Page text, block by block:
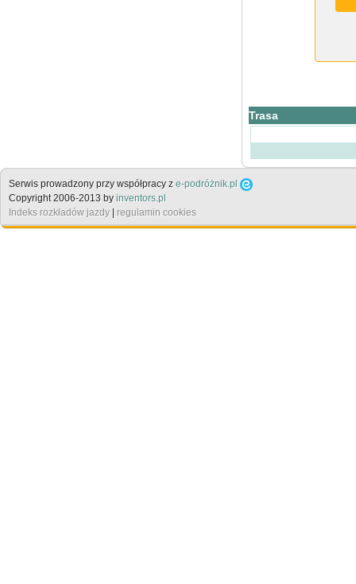
Trasa
Serwis prowadzony przy współpracy z e-podróżnik.pl
Copyright 2006-2013 by inventors.pl
Indeks rozkładów jazdy
regulamin cookies